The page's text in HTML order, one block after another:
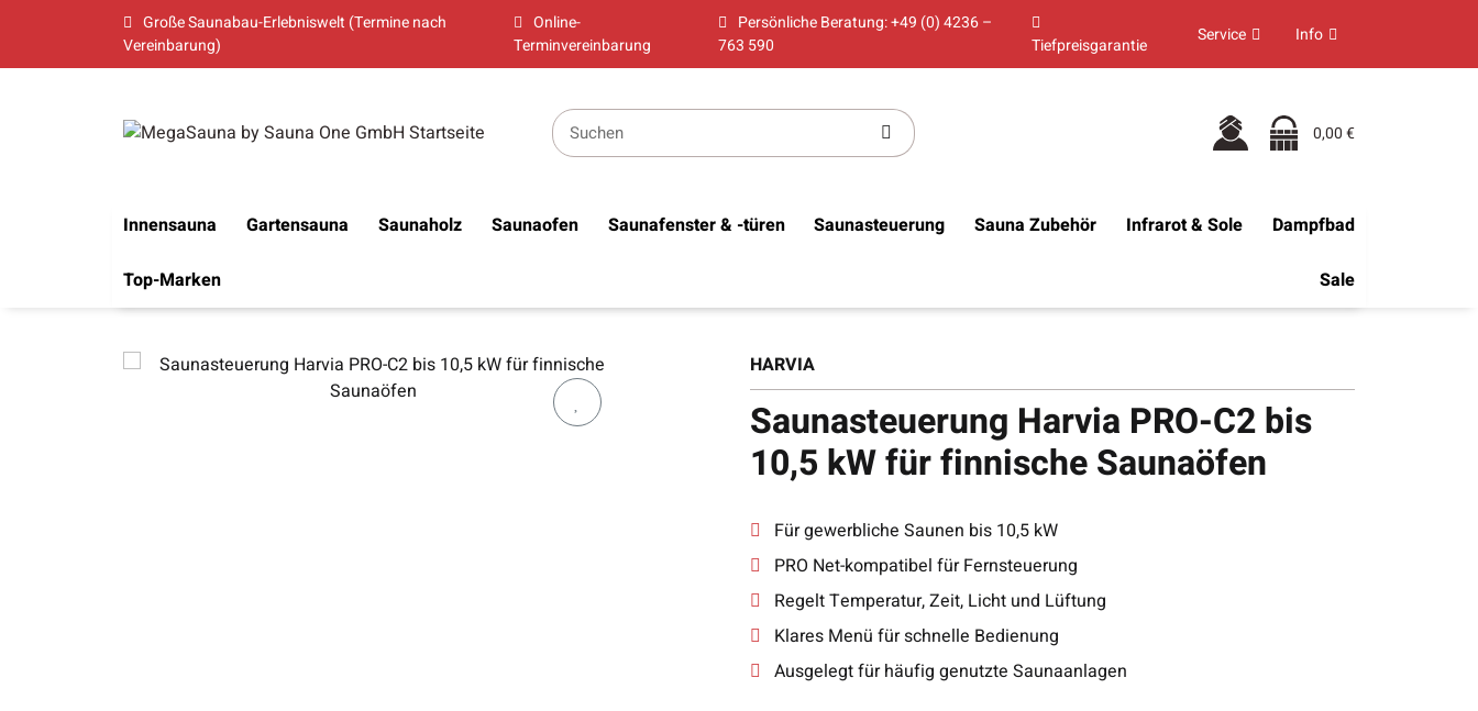
Große Saunabau-Erlebniswelt (Termine nach
Vereinbarung)
Online-
Terminvereinbarung
Persönliche Beratung: +49 (0) 4236 –
763 590
Tiefpreisgarantie Service Info
0,00 €
Innensauna Gartensauna Saunaholz Saunaofen Saunafenster & -türen Saunasteuerung Sauna Zubehör Infrarot & Sole Dampfbad
Top-Marken Sale
HARVIA
Saunasteuerung Harvia PRO-C2 bis
10,5 kW für finnische Saunaöfen
Für gewerbliche Saunen bis 10,5 kW
PRO Net-kompatibel für Fernsteuerung
Regelt Temperatur, Zeit, Licht und Lüftung
Klares Menü für schnelle Bedienung
Ausgelegt für häufig genutzte Saunaanlagen